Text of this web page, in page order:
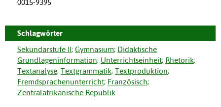
0015-9395
Schlagwörter
Sekundarstufe II; Gymnasium; Didaktische
Grundlageninformation; Unterrichtseinheit; Rhetorik;
Textanalyse; Textgrammatik; Textproduktion;
Fremdsprachenunterricht; Französisch;
Zentralafrikanische Republik